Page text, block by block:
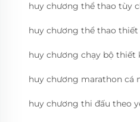
huy chương thể thao tùy
huy chương thể thao thiết
huy chương chạy bộ thiết
huy chương marathon cá
huy chương thi đấu theo